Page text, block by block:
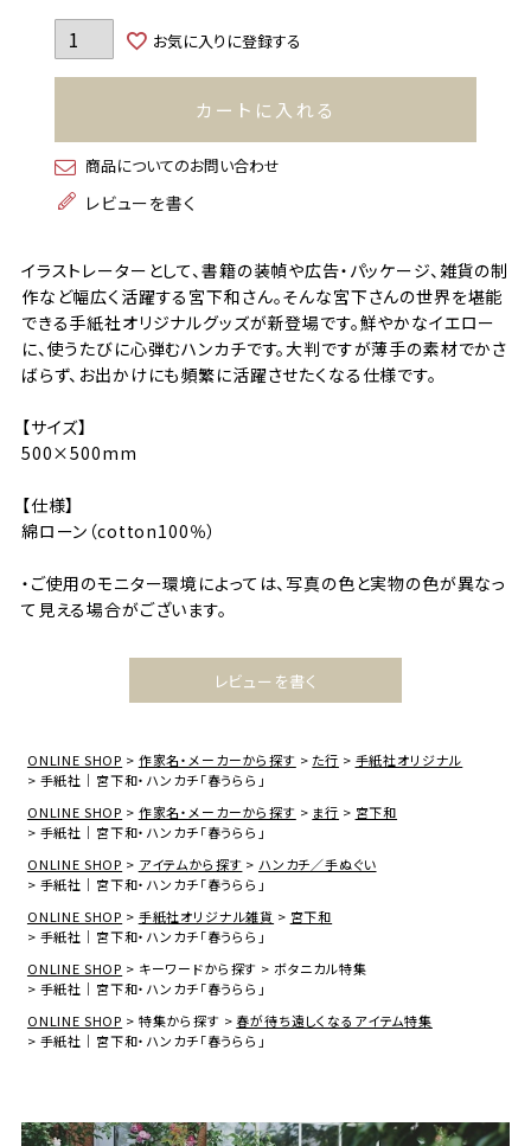
お気に入りに登録する
カートに入れる
商品についてのお問い合わせ
レビューを書く
イラストレーターとして、書籍の装幀や広告・パッケージ、雑貨の制
作など幅広く活躍する宮下和さん。そんな宮下さんの世界を堪能
できる手紙社オリジナルグッズが新登場です。鮮やかなイエロー
に、使うたびに心弾むハンカチです。大判ですが薄手の素材でかさ
ばらず、お出かけにも頻繁に活躍させたくなる仕様です。
【サイズ】
500×500mm
【仕様】
綿ローン（cotton100％）
・ご使用のモニター環境によっては、写真の色と実物の色が異なっ
て見える場合がございます。
レビューを書く
ONLINE SHOP 作家名・メーカーから探す た行
手紙社オリジナル
手紙社｜宮下和・ハンカチ「春うらら」
ONLINE SHOP
作家名・メーカーから探す ま行
宮下和
手紙社｜宮下和・ハンカチ「春うらら」
ONLINE SHOP
アイテムから探す
ハンカチ／手ぬぐい
手紙社｜宮下和・ハンカチ「春うらら」
ONLINE SHOP
手紙社オリジナル雑貨
宮下和
手紙社｜宮下和・ハンカチ「春うらら」
ONLINE SHOP
キーワードから探す
ボタニカル特集
手紙社｜宮下和・ハンカチ「春うらら」
ONLINE SHOP
特集から探す
春が待ち遠しくなるアイテム特集
手紙社｜宮下和・ハンカチ「春うらら」